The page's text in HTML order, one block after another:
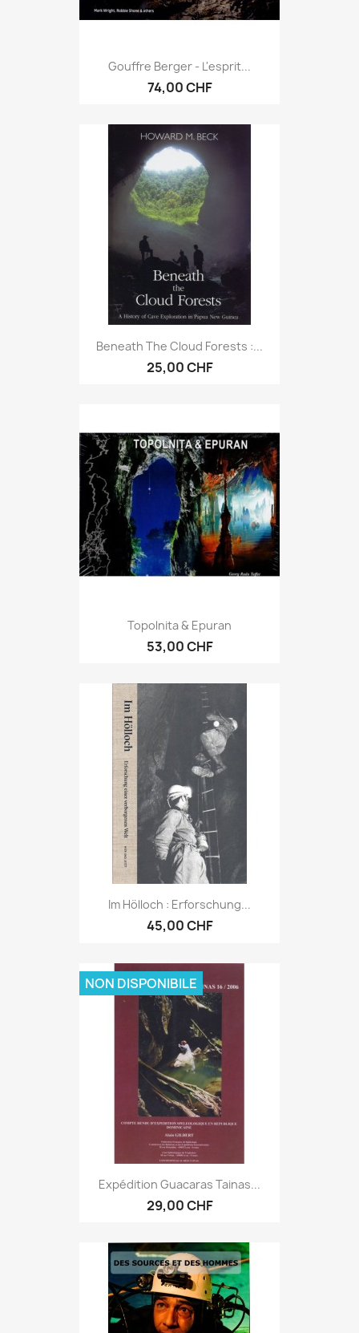
Gouffre Berger - L'esprit...
74,00 CHF
Beneath The Cloud Forests :...
25,00 CHF
Topolnita & Epuran
53,00 CHF
Im Hölloch : Erforschung...
45,00 CHF
Expédition Guacaras Tainas...
29,00 CHF
NON DISPONIBILE